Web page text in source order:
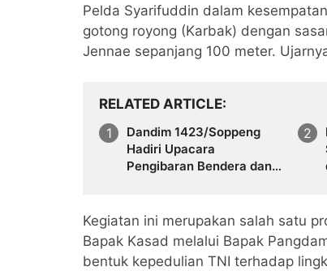
Pelda Syarifuddin dalam
gotong royong (Karbak) dengan
Jennae sepanjang 100 meter.
RELATED ARTICLE
Dandim 1423/Soppeng
Hadiri Upacara
Pengibaran Bendera dan
Peringatan HUT ke-80 RI
Tahun 2025 di
Kab.Soppeng.
Kegiatan ini merupakan salah satu
Bapak Kasad melalui Bapak
bentuk kepedulian TNI terhadap